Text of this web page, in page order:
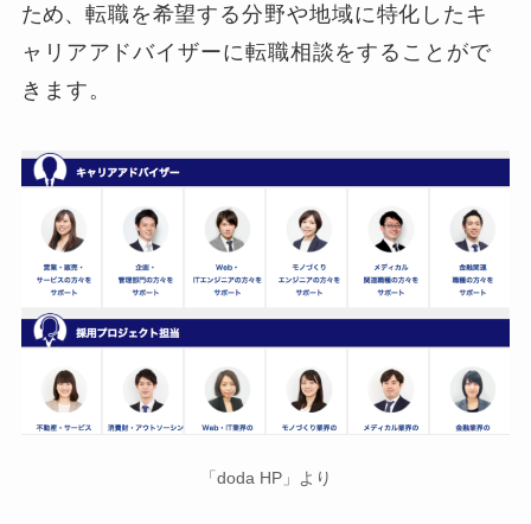
ため、 転職を希望する分野や地域に特化したキ
ャリアアドバイザーに転職相談をすることがで
きます。
「doda HP」より